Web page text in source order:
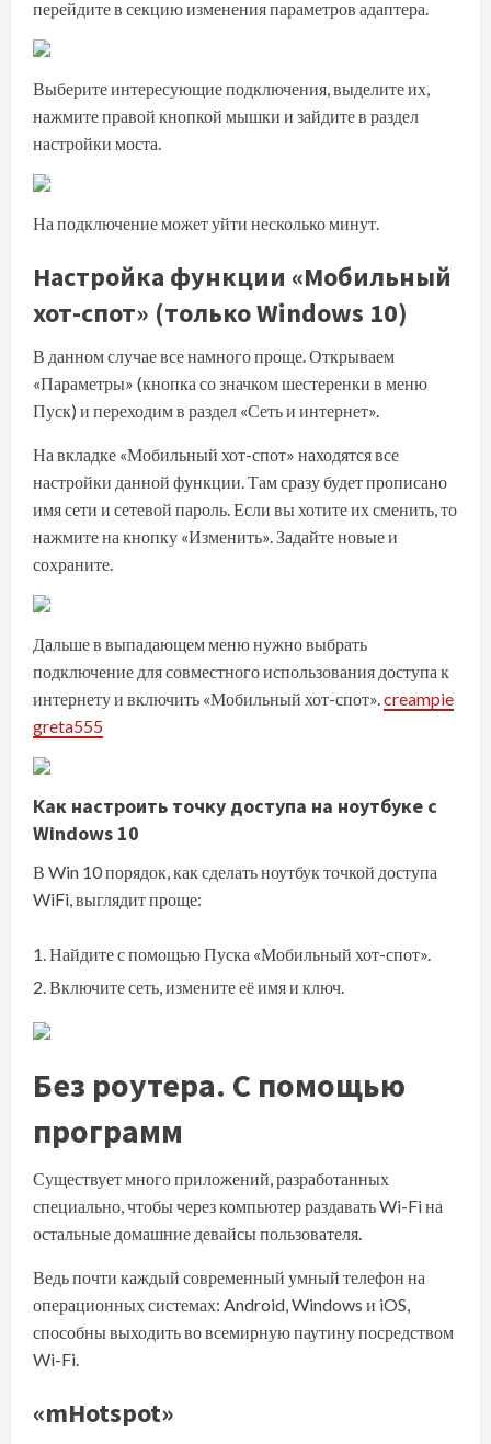
перейдите в секцию изменения параметров адаптера.
Выберите интересующие подключения, выделите их,
нажмите правой кнопкой мышки и зайдите в раздел
настройки моста.
На подключение может уйти несколько минут.
Настройка функции «Мобильный
хот-спот» (только Windows 10)
В данном случае все намного проще. Открываем
«Параметры» (кнопка со значком шестеренки в меню
Пуск) и переходим в раздел «Сеть и интернет».
На вкладке «Мобильный хот-спот» находятся все
настройки данной функции. Там сразу будет прописано
имя сети и сетевой пароль. Если вы хотите их сменить, то
нажмите на кнопку «Изменить». Задайте новые и
сохраните.
Дальше в выпадающем меню нужно выбрать
подключение для совместного использования доступа к
интернету и включить «Мобильный хот-спот».creampie
greta555
Как настроить точку доступа на ноутбуке с
Windows 10
В Win 10 порядок, как сделать ноутбук точкой доступа
WiFi, выглядит проще:
Найдите с помощью Пуска «Мобильный хот-спот».
Включите сеть, измените её имя и ключ.
Без роутера. С помощью
программ
Существует много приложений, разработанных
специально, чтобы через компьютер раздавать Wi-Fi на
остальные домашние девайсы пользователя.
Ведь почти каждый современный умный телефон на
операционных системах: Android, Windows и iOS,
способны выходить во всемирную паутину посредством
Wi-Fi.
«mHotspot»